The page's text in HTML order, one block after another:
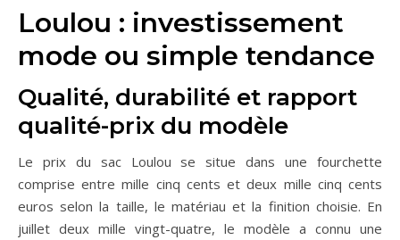
Loulou : investissement
mode ou simple tendance
Qualité, durabilité et rapport
qualité-prix du modèle
Le prix du sac Loulou se situe dans une fourchette
comprise entre mille cinq cents et deux mille cinq cents
euros selon la taille, le matériau et la finition choisie. En
juillet deux mille vingt-quatre, le modèle a connu une